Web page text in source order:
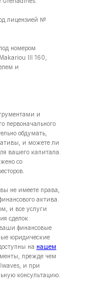
лицензией №
номером
lll 160,
и
и
первоначального
обдумать,
и можете ли
вашего капитала.
со
не имеете права,
актива.
и все услуги
сделок.
финансовые
юридические
на нашем
прежде чем
и при
консультацию.